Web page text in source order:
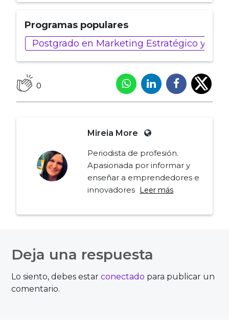
Programas populares
Postgrado en Marketing Estratégico y de
0
Mireia More
Periodista de profesión.
Apasionada por informar y
enseñar a emprendedores e
innovadores Leer más
de
entradas
Deja una respuesta
Lo siento, debes estarconectado para publicar un
comentario.